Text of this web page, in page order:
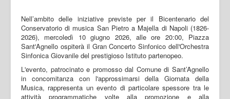
Nell’ambito delle iniziative previste per il Bicentenario del
Conservatorio di musica San Pietro a Majella di Napoli (1826-
2026), mercoledì 10 giugno 2026, alle ore 20:00, Piazza
Sant'Agnello ospiterà il Gran Concerto Sinfonico dell'Orchestra
Sinfonica Giovanile del prestigioso Istituto partenopeo.
L'evento, patrocinato e promosso dal Comune di Sant’Agnello
in concomitanza con l'approssimarsi della Giornata della
Musica, rappresenta un evento di particolare spessore tra le
attività programmatiche volte alla promozione e alla